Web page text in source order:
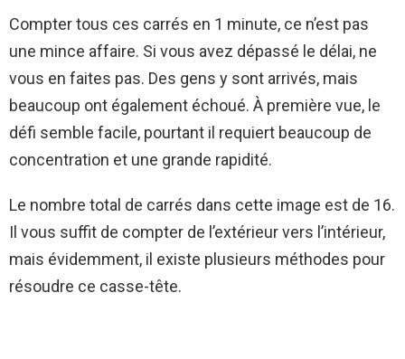
Compter tous ces carrés en 1 minute, ce n’est pas
une mince affaire. Si vous avez dépassé le délai, ne
vous en faites pas. Des gens y sont arrivés, mais
beaucoup ont également échoué. À première vue, le
défi semble facile, pourtant il requiert beaucoup de
concentration et une grande rapidité.
Le nombre total de carrés dans cette image est de 16.
Il vous suffit de compter de l’extérieur vers l’intérieur,
mais évidemment, il existe plusieurs méthodes pour
résoudre ce casse-tête.